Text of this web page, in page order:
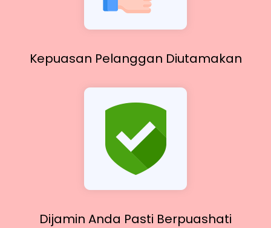
Kepuasan Pelanggan Diutamakan
Dijamin Anda Pasti Berpuashati